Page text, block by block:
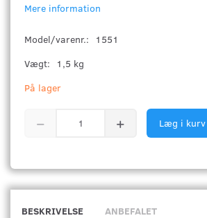
Mere information
Model/varenr.:
1551
Vægt:
1,5 kg
På lager
Læg i kurv
BESKRIVELSE ANBEFALET